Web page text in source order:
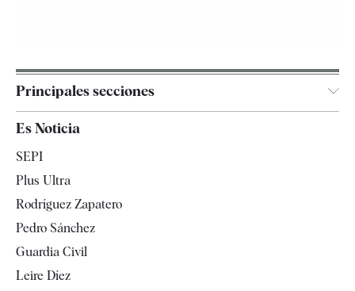
Principales secciones
España
Televisión
Es Noticia
SEPI
Plus Ultra
Rodríguez Zapatero
Pedro Sánchez
Guardia Civil
Leire Díez